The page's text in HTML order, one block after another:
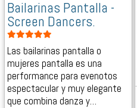
Bailarinas Pantalla -
Screen Dancers.
Las bailarinas pantalla o
mujeres pantalla es una
performance para evenotos
espectacular y muy elegante
que combina danza y…